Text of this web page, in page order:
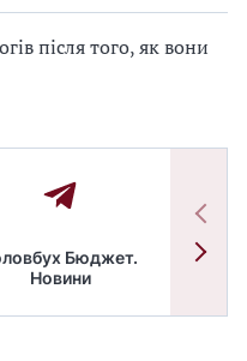
після того, як вони
Бюджет.
Новини